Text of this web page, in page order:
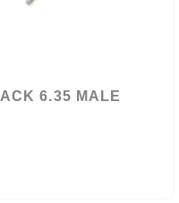
6.35 MALE